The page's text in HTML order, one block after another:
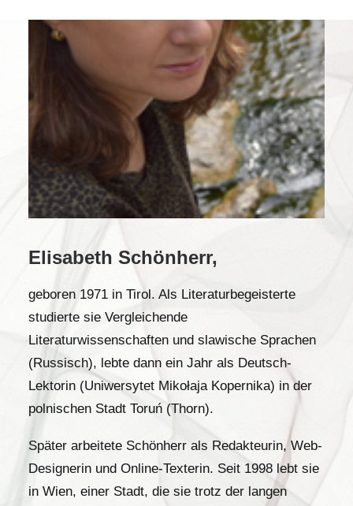
Elisabeth Schönherr,
geboren 1971 in Tirol. Als Literaturbegeisterte
studierte sie Vergleichende
Literaturwissenschaften und slawische Sprachen
(Russisch), lebte dann ein Jahr als Deutsch-
Lektorin (Uniwersytet Mikołaja Kopernika) in der
polnischen Stadt Toruń (Thorn).
Später arbeitete Schönherr als Redakteurin, Web-
Designerin und Online-Texterin. Seit 1998 lebt sie
in Wien, einer Stadt, die sie trotz der langen